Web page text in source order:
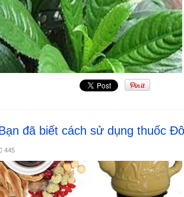
đã biết cách sử dụng thuốc
445